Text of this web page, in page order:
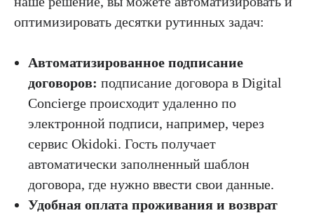
оптимизировать десятки рутинных задач:
Автоматизированное подписание
договоров: подписание договора в Digital
Concierge происходит удаленно по
электронной подписи, например, через
сервис Okidoki. Гость получает
автоматически заполненный шаблон
договора, где нужно ввести свои данные.
Удобная оплата проживания и возврат